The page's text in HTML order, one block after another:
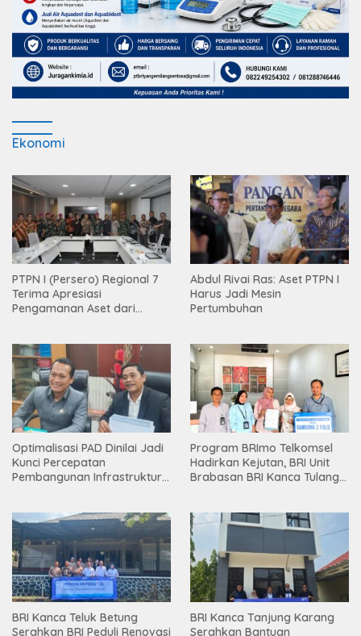
Ekonomi
PTPN I (Persero) Regional 7
Terima Apresiasi
Pengamanan Aset dari
Abdul Rivai Ras: Aset PTPN I
Harus Jadi Mesin
Pertumbuhan
Optimalisasi PAD Dinilai Jadi
Kunci Percepatan
Pembangunan Infrastruktur
Program BRImo Telkomsel
Hadirkan Kejutan, BRI Unit
Brabasan BRI Kanca Tulang
Mesuji
BRI Kanca Teluk Betung
Serahkan BRI Peduli Renovasi
BRI Kanca Tanjung Karang
Serahkan Bantuan